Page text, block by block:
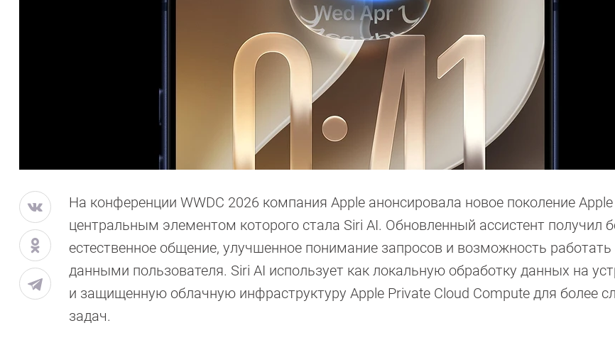
На конференции WWDC 2026 компания Apple анонсировала новое поколение Apple
центральным элементом которого стала Siri AI. Обновленный ассистент получил
естественное общение, улучшенное понимание запросов и возможность
данными пользователя. Siri AI использует как локальную обработку данных на
и защищенную облачную инфраструктуру Apple Private Cloud Compute для более
задач.